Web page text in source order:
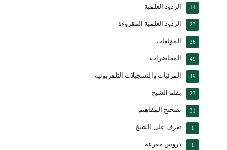
الردود العلمية 14
الردود العلمية المقروءة 23
المؤلفات 26
المحاضرات 49
المرئيات والتسجيلات التلفزيونية 49
بقلم الشيخ 27
تصحيح المفاهيم 31
تعرف على الشيخ 1
دروس مفرغة 1